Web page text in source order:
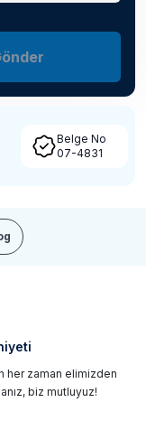
Belge No
07-4831
her zaman elimizden
biz mutluyuz!